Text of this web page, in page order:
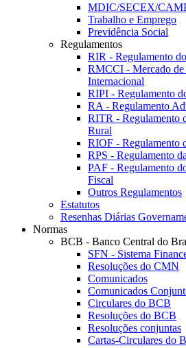
MDIC/SECEX/
Trabalho e Emprego
Previdência Social
Regulamentos
RIR - Regulamento
RMCCI - Mercado de
Internacional
RIPI - Regulamento
RA - Regulamento
RITR - Regulamento
Rural
RIOF - Regulamento
RPS - Regulamento
PAF - Regulamento
Fiscal
Outros Regulamentos
Estatutos
Resenhas Diárias
Normas
BCB - Banco Central do
SFN - Sistema
Resoluções do CMN
Comunicados
Comunicados
Circulares do BCB
Resoluções do BCB
Resoluções conjuntas
Cartas-Circulares do